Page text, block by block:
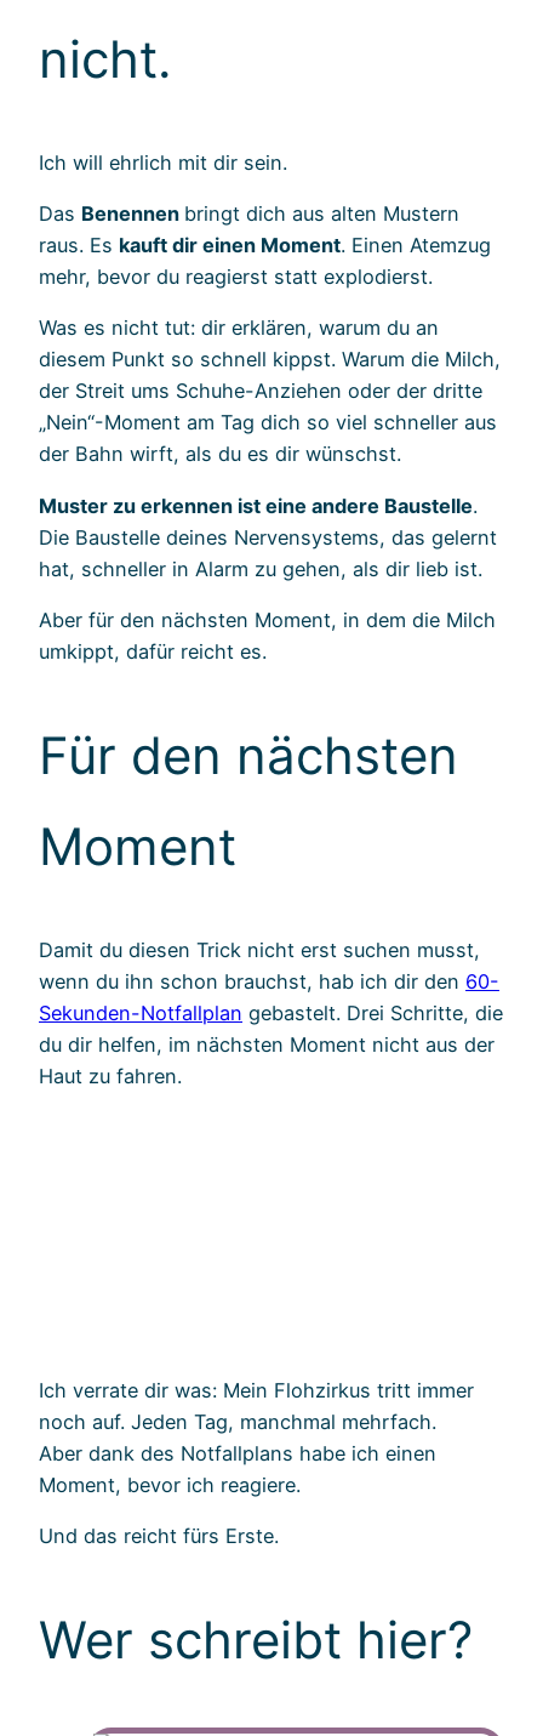
nicht.
Ich will ehrlich mit dir sein.
Das Benennen bringt dich aus alten Mustern
raus. Es kauft dir einen Moment. Einen Atemzug
mehr, bevor du reagierst statt explodierst.
Was es nicht tut: dir erklären, warum du an
diesem Punkt so schnell kippst. Warum die Milch,
der Streit ums Schuhe-Anziehen oder der dritte
„Nein“-Moment am Tag dich so viel schneller aus
der Bahn wirft, als du es dir wünschst.
Muster zu erkennen ist eine andere Baustelle.
Die Baustelle deines Nervensystems, das gelernt
hat, schneller in Alarm zu gehen, als dir lieb ist.
Aber für den nächsten Moment, in dem die Milch
umkippt, dafür reicht es.
Für den nächsten
Moment
Damit du diesen Trick nicht erst suchen musst,
wenn du ihn schon brauchst, hab ich dir den 60-
Sekunden-Notfallplan gebastelt. Drei Schritte, die
du dir helfen, im nächsten Moment nicht aus der
Haut zu fahren.
Ich verrate dir was: Mein Flohzirkus tritt immer
noch auf. Jeden Tag, manchmal mehrfach.
Aber dank des Notfallplans habe ich einen
Moment, bevor ich reagiere.
Und das reicht fürs Erste.
Wer schreibt hier?